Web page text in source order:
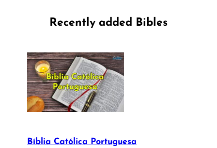
Recently added Bibles
Bíblia Católica Portuguesa